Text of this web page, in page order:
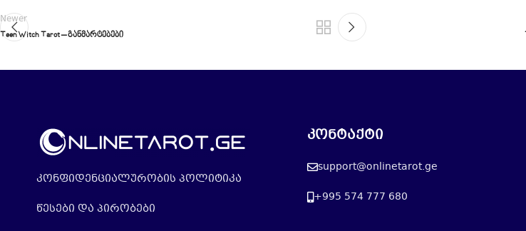
Newer
Teen Witch Tarot – განმარტებები
კონფიდენციალურობის პოლიტიკა
წესები და პირობები
კონტაქტი
support@onlinetarot.ge
+995 574 777 680